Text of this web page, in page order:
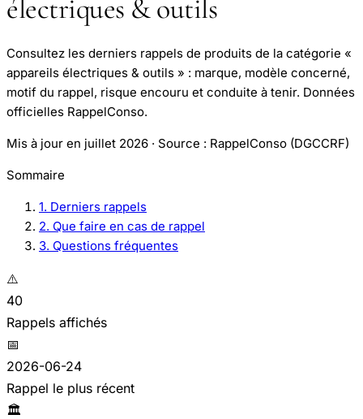
électriques & outils
Consultez les derniers rappels de produits de la catégorie «
appareils électriques & outils » : marque, modèle concerné,
motif du rappel, risque encouru et conduite à tenir. Données
officielles RappelConso.
Mis à jour en juillet 2026 · Source : RappelConso (DGCCRF)
Sommaire
1. Derniers rappels
2. Que faire en cas de rappel
3. Questions fréquentes
⚠️
40
Rappels affichés
📅
2026-06-24
Rappel le plus récent
🏛️